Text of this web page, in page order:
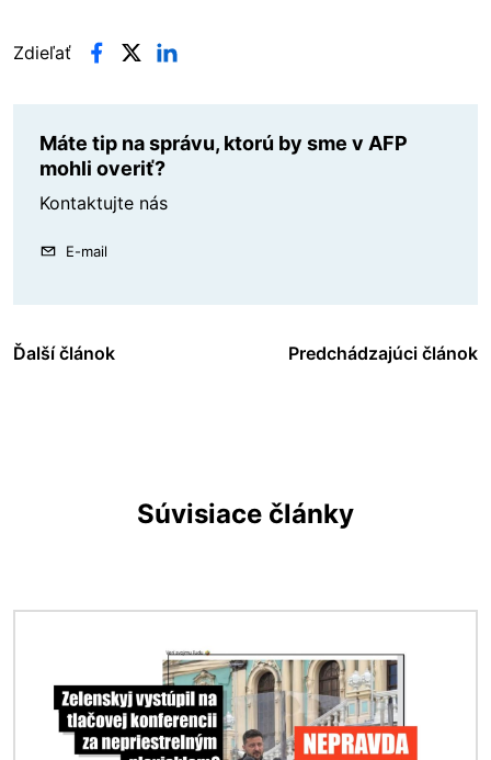
Zdieľať
Máte tip na správu, ktorú by sme v AFP
mohli overiť?
Kontaktujte nás
E-mail
Ďalší článok Predchádzajúci článok
Súvisiace články